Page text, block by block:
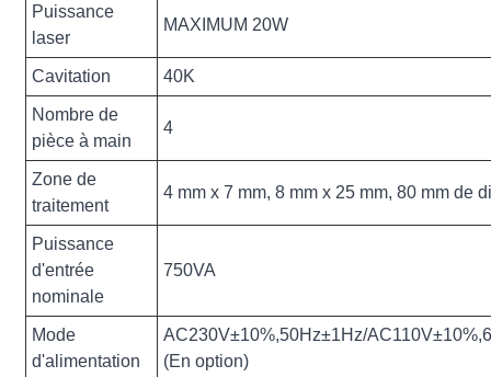
Puissance
laser
MAXIMUM 20W
Cavitation 40K
Nombre de
pièce à main
4
Zone de
traitement
4 mm x 7 mm, 8 mm x 25 mm, 80 mm de
Puissance
d'entrée
nominale
750VA
Mode
d'alimentation
AC230V±10%,50Hz±1Hz/
(En option)